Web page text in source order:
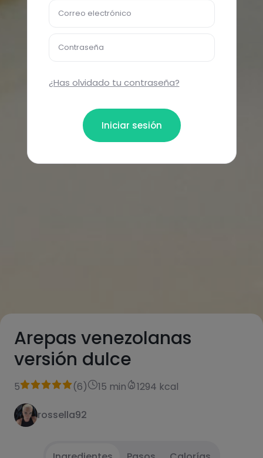
Arepas venezolanas
versión dulce
5 (6) 15 min 1294 kcal
rossella92
Correo electrónico
Contraseña
¿Has olvidado tu contraseña?
Iniciar sesión